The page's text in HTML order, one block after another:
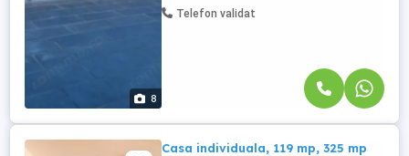
8
Telefon validat
Casa individuala, 119 mp, 325 mp